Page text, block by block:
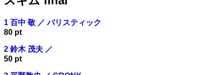
1 百中 敬 ／ バリスティック
80 pt
2 鈴木 茂夫 ／
50 pt